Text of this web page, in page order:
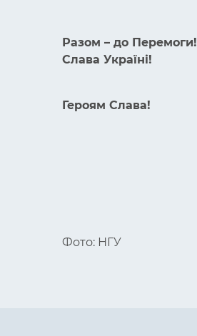
Разом – до Перемоги!
Слава Україні!
Героям Слава!
Фото: НГУ